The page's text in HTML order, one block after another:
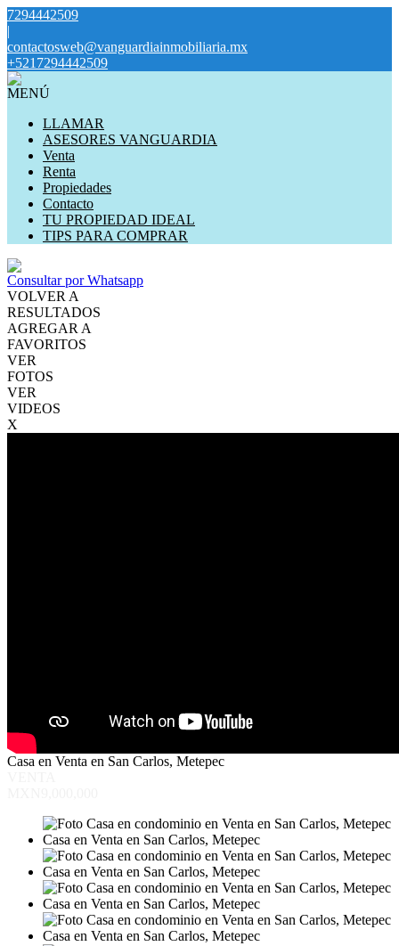
7294442509
|
contactosweb@vanguardiainmobiliaria.mx
+5217294442509
MENÚ
LLAMAR
ASESORES VANGUARDIA
Venta
Renta
Propiedades
Contacto
TU PROPIEDAD IDEAL
TIPS PARA COMPRAR
Consultar por Whatsapp
VOLVER A
RESULTADOS
AGREGAR A
FAVORITOS
VER
FOTOS
VER
VIDEOS
X
Casa en Venta en San Carlos, Metepec